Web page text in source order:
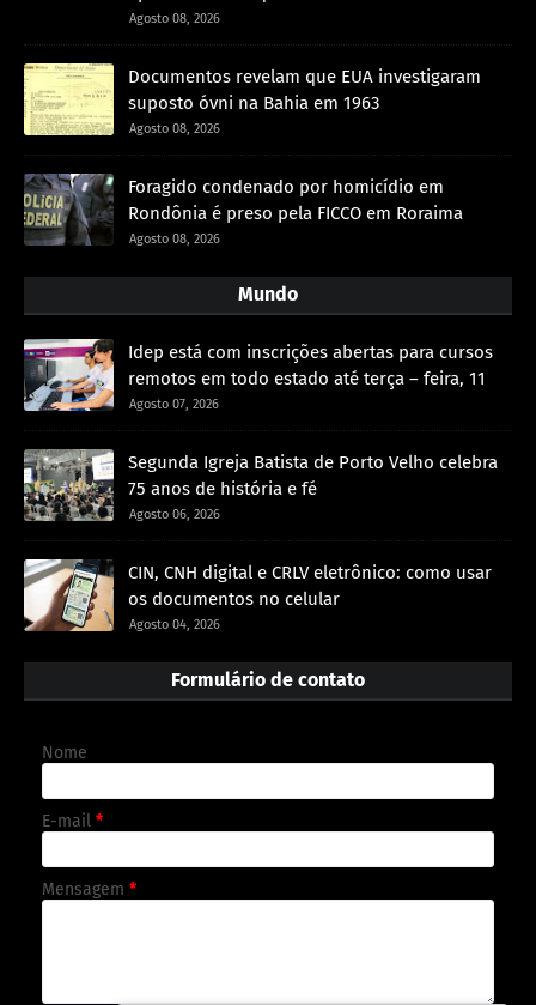
Agosto 08, 2026
Documentos revelam que EUA investigaram
suposto óvni na Bahia em 1963
Agosto 08, 2026
Foragido condenado por homicídio em
Rondônia é preso pela FICCO em Roraima
Agosto 08, 2026
Mundo
Idep está com inscrições abertas para cursos
remotos em todo estado até terça – feira, 11
Agosto 07, 2026
Segunda Igreja Batista de Porto Velho celebra
75 anos de história e fé
Agosto 06, 2026
CIN, CNH digital e CRLV eletrônico: como usar
os documentos no celular
Agosto 04, 2026
Formulário de contato
Nome
E-mail *
Mensagem *